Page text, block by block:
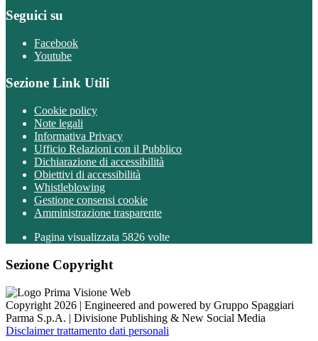
Seguici su
Facebook
Youtube
Sezione Link Utili
Cookie policy
Note legali
Informativa Privacy
Ufficio Relazioni con il Pubblico
Dichiarazione di accessibilità
Obiettivi di accessibilità
Whistleblowing
Gestione consensi cookie
Amministrazione trasparente
Pagina visualizzata 5826 volte
Sezione Copyright
Copyright 2026 | Engineered and powered by Gruppo Spaggiari
Parma S.p.A. | Divisione Publishing & New Social Media
Disclaimer trattamento dati personali